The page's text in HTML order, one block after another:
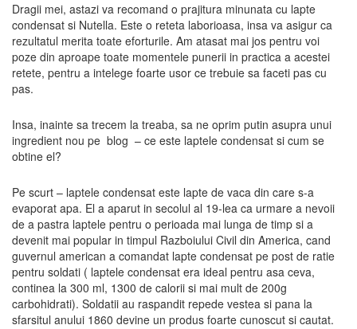
Dragii mei, astazi va recomand o prajitura minunata cu lapte
condensat si Nutella. Este o reteta laborioasa, insa va asigur ca
rezultatul merita toate eforturile. Am atasat mai jos pentru voi
poze din aproape toate momentele punerii in practica a acestei
retete, pentru a intelege foarte usor ce trebuie sa faceti pas cu
pas.
Insa, inainte sa trecem la treaba, sa ne oprim putin asupra unui
ingredient nou pe blog – ce este laptele condensat si cum se
obtine el?
Pe scurt – laptele condensat este lapte de vaca din care s-a
evaporat apa. El a aparut in secolul al 19-lea ca urmare a nevoii
de a pastra laptele pentru o perioada mai lunga de timp si a
devenit mai popular in timpul Razboiului Civil din America, cand
guvernul american a comandat lapte condensat pe post de ratie
pentru soldati ( laptele condensat era ideal pentru asa ceva,
continea la 300 ml, 1300 de calorii si mai mult de 200g
carbohidrati). Soldatii au raspandit repede vestea si pana la
sfarsitul anului 1860 devine un produs foarte cunoscut si cautat.